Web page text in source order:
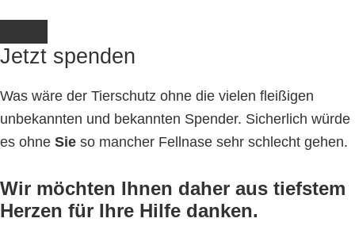
Jetzt spenden
Was wäre der Tierschutz ohne die vielen fleißigen
unbekannten und bekannten Spender. Sicherlich würde
es ohne Sie so mancher Fellnase sehr schlecht gehen.
Wir möchten Ihnen daher aus tiefstem
Herzen für Ihre Hilfe danken.